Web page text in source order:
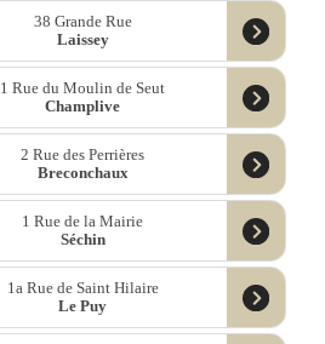
38 Grande Rue
Laissey
1 Rue du Moulin de Seut
Champlive
2 Rue des Perrières
Breconchaux
1 Rue de la Mairie
Séchin
1a Rue de Saint Hilaire
Le Puy